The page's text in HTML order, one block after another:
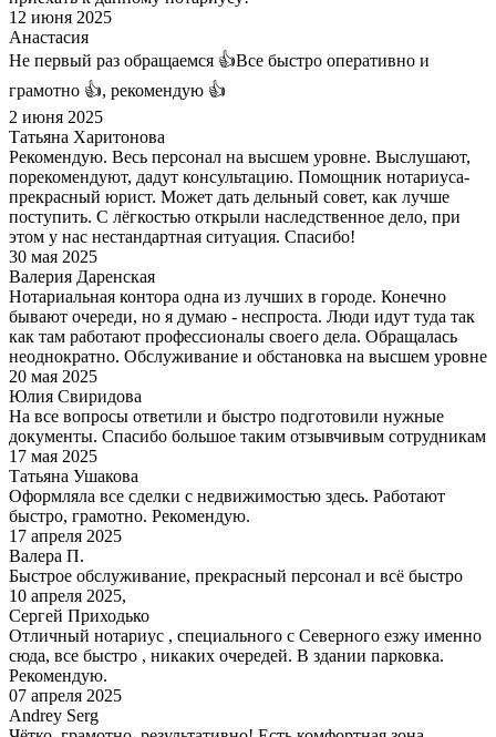
12 июня 2025
Анастасия
Не первый раз обращаемся 👍Все быстро оперативно и
грамотно 👍, рекомендую 👍
2 июня 2025
Татьяна Харитонова
Рекомендую. Весь персонал на высшем уровне. Выслушают,
порекомендуют, дадут консультацию. Помощник нотариуса-
прекрасный юрист. Может дать дельный совет, как лучше
поступить. С лёгкостью открыли наследственное дело, при
этом у нас нестандартная ситуация. Спасибо!
30 мая 2025
Валерия Даренская
Нотариальная контора одна из лучших в городе. Конечно
бывают очереди, но я думаю - неспроста. Люди идут туда так
как там работают профессионалы своего дела. Обращалась
неоднократно. Обслуживание и обстановка на высшем уровне
20 мая 2025
Юлия Свиридова
На все вопросы ответили и быстро подготовили нужные
документы. Спасибо большое таким отзывчивым сотрудникам
17 мая 2025
Татьяна Ушакова
Оформляла все сделки с недвижимостью здесь. Работают
быстро, грамотно. Рекомендую.
17 апреля 2025
Валера П.
Быстрое обслуживание, прекрасный персонал и всё быстро
10 апреля 2025,
Сергей Приходько
Отличный нотариус , специального с Северного езжу именно
сюда, все быстро , никаких очередей. В здании парковка.
Рекомендую.
07 апреля 2025
Andrey Serg